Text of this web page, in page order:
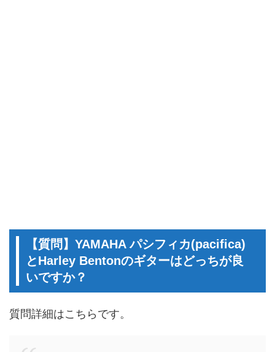
【質問】YAMAHA パシフィカ(pacifica)
とHarley Bentonのギターはどっちが良
いですか？
質問詳細はこちらです。